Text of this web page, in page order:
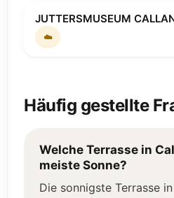
JUTTERSMUSEUM
☁️
Häufig gestellte
Welche Terrasse in
meiste Sonne?
Die sonnigste Terrasse